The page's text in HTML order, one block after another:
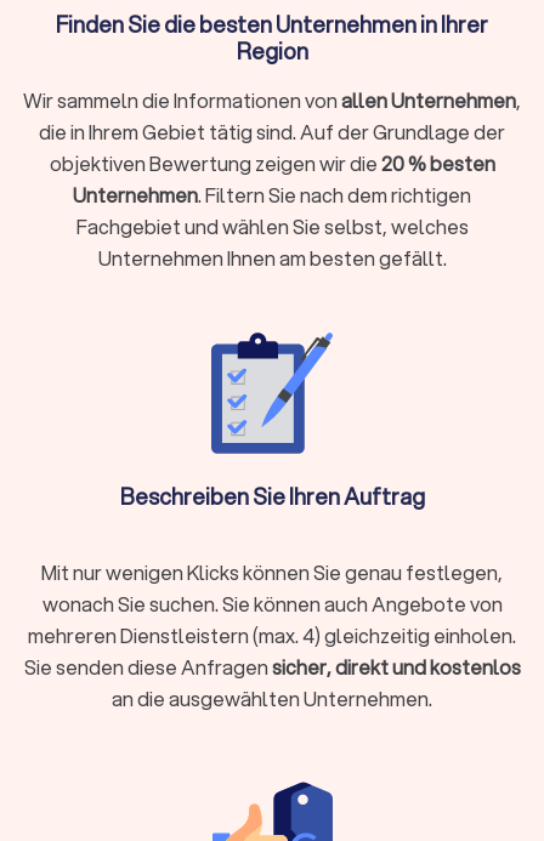
ein Lohnsteuerhilfeverein. Ein Steuerberater lohnt sich
besonders, wenn Sie:
Unternehmen führen
Einkünfte aus Vermietung, Kapitalvermögen oder anderen
Einkunftsarten haben
Komplexe steuerliche Sachverhalte vorliegen wie
Auslandseinkünfte, Erbschaften oder Beteiligungen
Laufende Buchhaltung, Jahresabschlüsse oder
Steueroptimierung und proaktive Gestaltungsberatung
Als Faustregel gilt: Wenn die mögliche Steuerersparnis oder
Zeitersparnis die Kosten übersteigt, ist die Investition
Moderne Steuerberatung findet längst nicht mehr nur im
klassischen Büro statt. Digitale Kanzleien bieten ihre
Dienstleistungen vollständig online an, von der
Belegübermittlung bis zur Videoberatung. Beide Modelle
haben Vorzüge:
Persönlicher Kontakt bei komplexen Beratungen
Finden Sie die besten Unternehmen in Ihrer
Region
Wir sammeln die Informationen vonallen Unternehmen,
die in Ihrem Gebiet tätig sind. Auf der Grundlage der
objektiven Bewertung zeigen wir die20 % besten
Unternehmen. Filtern Sie nach dem richtigen
Fachgebiet und wählen Sie selbst, welches
Unternehmen Ihnen am besten gefällt.
Beschreiben Sie Ihren Auftrag
Mit nur wenigen Klicks können Sie genau festlegen,
wonach Sie suchen. Sie können auch Angebote von
mehreren Dienstleistern (max. 4) gleichzeitig einholen.
Sie senden diese Anfragensicher, direkt und kostenlos
an die ausgewählten Unternehmen.